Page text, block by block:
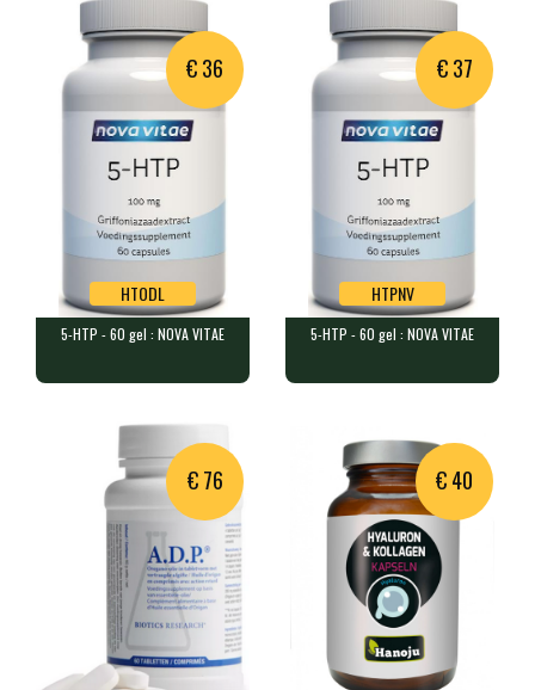
1250mg de bactéries par sachet…
180 gélules contenant 1000mg d…
€ 36
HTODL
Produit indisponible,
alternative proposée :
5-HTP - 60 gel : NOVA
HTPNV
€ 37.00 En stock
HTODL
5-HTP - 60 gel : NOVA VITAE
€ 37
HTPNV
HTPNV
5-HTP - 60 gel : NOVA VITAE
€ 76 € 40